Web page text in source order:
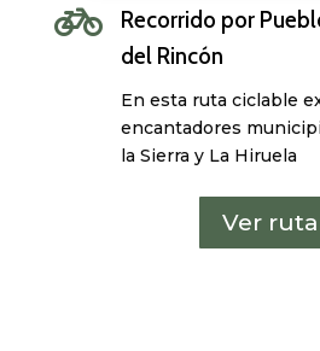

Recorrido por
del Rincón
En esta ruta ciclable
encantadores
la Sierra y La Hiruela
Ver ruta